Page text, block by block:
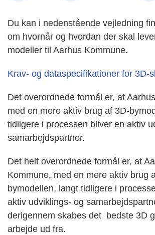
Du kan i nedenstående vejledning
om hvornår og hvordan der skal
modeller til Aarhus Kommune.
Krav- og dataspecifikationer for 3D-
Det overordnede formål er, at
med en mere aktiv brug af 3D-
tidligere i processen bliver en aktiv
samarbejdspartner.
Det helt overordnede formål er, at
Kommune, med en mere aktiv brug
bymodellen, langt tidligere i
aktiv udviklings- og
derigennem skabes det bedste 3D
arbejde ud fra.